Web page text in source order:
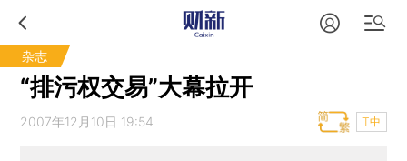
杂志
“排污权交易”大幕拉开
2007年12月10日 19:54 T中